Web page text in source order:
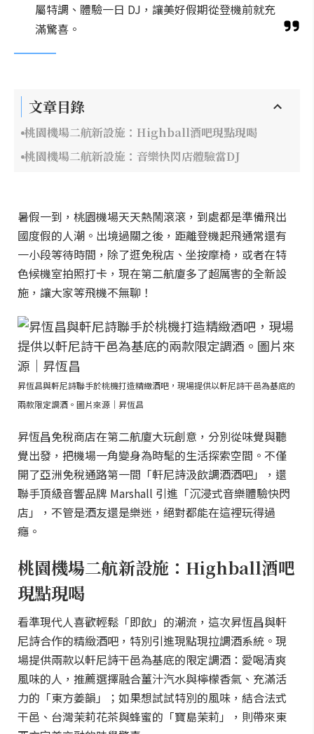
屬特調、體驗一日 DJ，讓美好假期從登機前就充
滿驚喜。
文章目錄
桃園機場二航新設施：Highball酒吧現點現喝
桃園機場二航新設施：音樂快閃店體驗當DJ
暑假一到，桃園機場天天熱鬧滾滾，到處都是準備飛出
國度假的人潮。出境過關之後，距離登機起飛通常還有
一小段等待時間，除了逛免稅店、坐按摩椅，或者在特
色候機室拍照打卡，現在第二航廈多了超厲害的全新設
施，讓大家等飛機不無聊！
昇恆昌與軒尼詩聯手於桃機打造精緻酒吧，現場提供以軒尼詩干邑為基底的
兩款限定調酒。圖片來源｜昇恆昌
昇恆昌免稅商店在第二航廈大玩創意，分別從味覺與聽
覺出發，把機場一角變身為時髦的生活探索空間。不僅
開了亞洲免稅通路第一間「軒尼詩汲飲調酒酒吧」，還
聯手頂級音響品牌 Marshall 引進「沉浸式音樂體驗快閃
店」，不管是酒友還是樂迷，絕對都能在這裡玩得過
癮。
桃園機場二航新設施：Highball酒吧
現點現喝
看準現代人喜歡輕鬆「即飲」的潮流，這次昇恆昌與軒
尼詩合作的精緻酒吧，特別引進現點現拉調酒系統。現
場提供兩款以軒尼詩干邑為基底的限定調酒：愛喝清爽
風味的人，推薦選擇融合薑汁汽水與檸檬香氣、充滿活
力的「東方姜韻」；如果想試試特別的風味，結合法式
干邑、台灣茉莉花茶與蜂蜜的「寶島茉莉」，則帶來東